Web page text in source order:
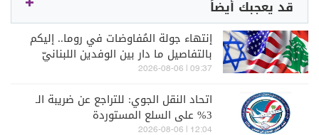
قد يعجبك أيضاً
إنتهاء جولة المُفاوضات في روما.. إليكم
بالتفاصيل ما دار بين الوفدين اللبنانيّ
والإسرائيليّ
09:37 | 2026-08-06
اتحاد النقل الجوي: للتراجع عن ضريبة الـ
3% على السلع المستوردة
12:04 | 2026-08-06